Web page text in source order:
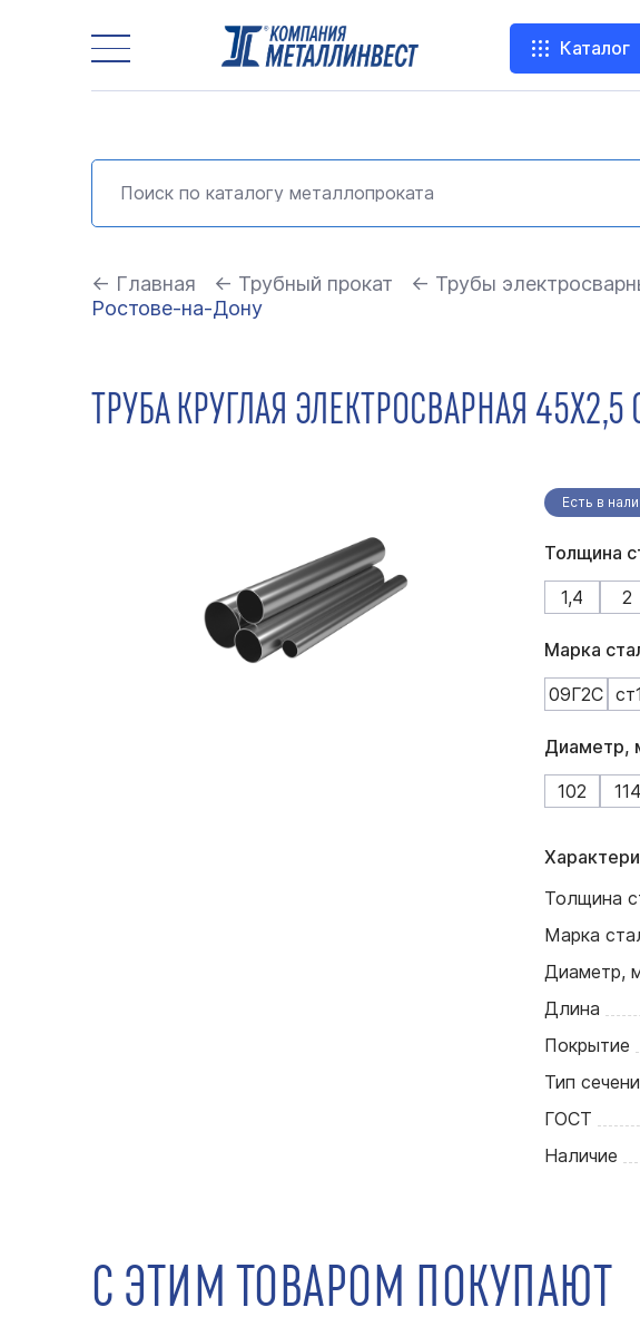
Каталог
← Главная ← Трубный прокат ← Трубы
Ростове-на-Дону
ТРУБА КРУГЛАЯ ЭЛЕКТРОСВАРНАЯ
Есть в
Толщина
1,4
2
Марка
09Г2С
Диаметр,
102
114
Толщина
Марка
Диаметр,
Длина
Покрытие
Тип
ГОСТ
Наличие
С ЭТИМ ТОВАРОМ ПОКУПАЮТ